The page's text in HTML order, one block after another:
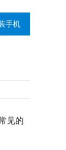
手机
见的